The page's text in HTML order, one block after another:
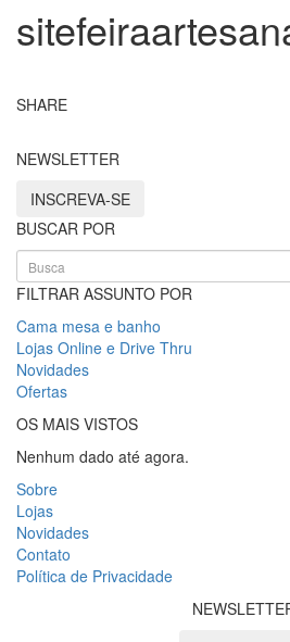
SHARE
NEWSLETTER
INSCREVA-SE
BUSCAR POR
FILTRAR ASSUNTO POR
Cama mesa e banho
Lojas Online e Drive Thru
Novidades
Ofertas
OS MAIS VISTOS
Nenhum dado até agora.
Sobre
Lojas
Novidades
Contato
Política de Privacidade